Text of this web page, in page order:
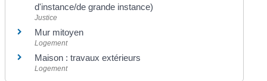
d'instance/de grande instance)
Justice
Mur mitoyen
Logement
Maison : travaux extérieurs
Logement